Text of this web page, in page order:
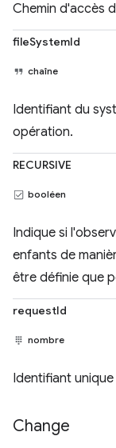
Chemin d'accès
fileSystemId
chaîne
Identifiant du
opération.
RECURSIVE
booléen
Indique si
enfants de
être définie que
requestId
nombre
Identifiant
Change